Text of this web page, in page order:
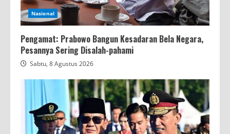
Nasional
Pengamat: Prabowo Bangun Kesadaran Bela Negara,
Pesannya Sering Disalah-pahami
Sabtu, 8 Agustus 2026